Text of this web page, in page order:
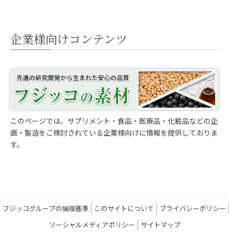
企業様向けコンテンツ
このページでは、サプリメント・食品・医療品・化粧品などの企
画・製造をご検討されている企業様向けに情報を提供しておりま
す。
フジッコグループの倫理基準 このサイトについて
プライバシーポリシー
ソーシャルメディアポリシー
サイトマップ